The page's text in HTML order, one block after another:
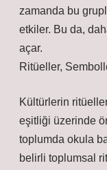
zamanda bu
etkiler. Bu da,
açar.
Ritüeller,
Kültürlerin
eşitliği üzerinde
toplumda okula
belirli toplumsal